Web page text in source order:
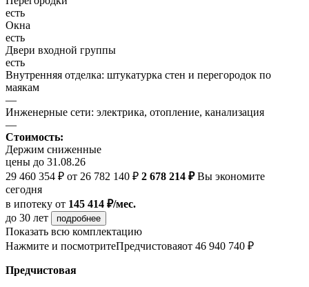
есть
Окна
есть
Двери входной группы
есть
Внутренняя отделка: штукатурка стен и перегородок по
маякам
—
Инженерные сети: электрика, отопление, канализация
—
Стоимость:
Держим сниженные
цены до 31.08.26
29 460 354 ₽ от 26 782 140 ₽ 2 678 214 ₽Вы экономите
сегодня
в ипотеку от 145 414 ₽/мес.
до 30 лет
подробнее
Показать всю комплектацию
Нажмите и посмотритеПредчистоваяот 46 940 740 ₽
Предчистовая